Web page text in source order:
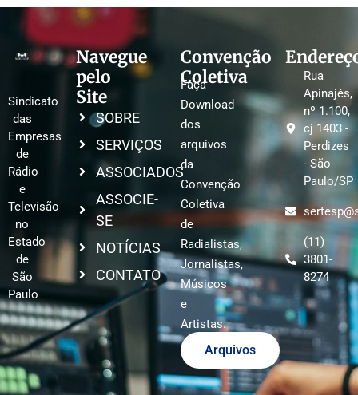
Sindicato
das
Empresas
de
Rádio
e
Televisão
no
Estado
de
São
Paulo
Navegue
pelo
Site
SOBRE
SERVIÇOS
ASSOCIADOS
ASSOCIE-
SE
NOTÍCIAS
CONTATO
Convenção
Coletiva
Faça
Download
dos
arquivos
da
Convenção
Coletiva
de
Radialistas,
Jornalistas,
Músicos
e
Artistas.
Arquivos
Rua
Apinajés,
nº 1.100,
cj 1403 -
Perdizes
- São
Paulo/SP
(11)
3801-
8274